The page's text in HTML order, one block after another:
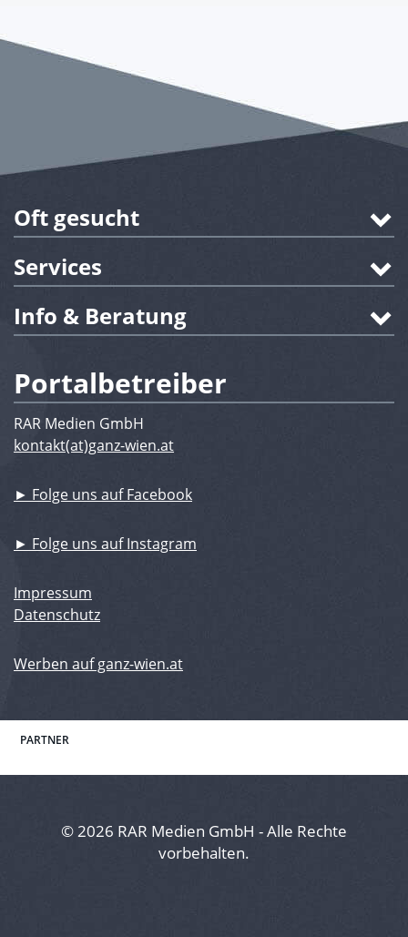
Oft gesucht
Services
Info & Beratung
Portalbetreiber
RAR Medien GmbH
kontakt(at)ganz-wien.at
► Folge uns auf Facebook
► Folge uns auf Instagram
Impressum
Datenschutz
Werben auf ganz-wien.at
PARTNER
© 2026 RAR Medien GmbH - Alle Rechte
vorbehalten.